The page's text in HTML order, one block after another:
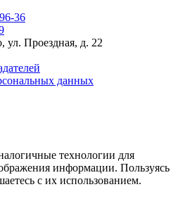
36
ул. Проездная, д. 22
данных
технологии для
информации. Пользуясь
с их использованием.